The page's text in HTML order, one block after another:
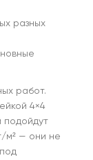
разных
работ.
4×4
подойдут
м² — они не